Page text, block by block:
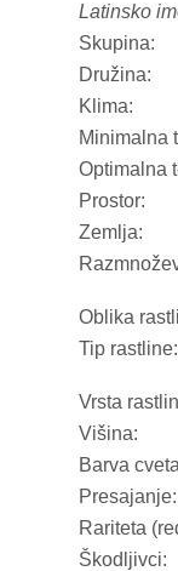
Latinsko
Skupina:
Družina:
Klima:
Minimalna
Optimalna
Prostor:
Zemlja:
Oblika
Tip rastline:
Vrsta
Višina:
Barva
Presajanje:
Rariteta
Škodljivci: